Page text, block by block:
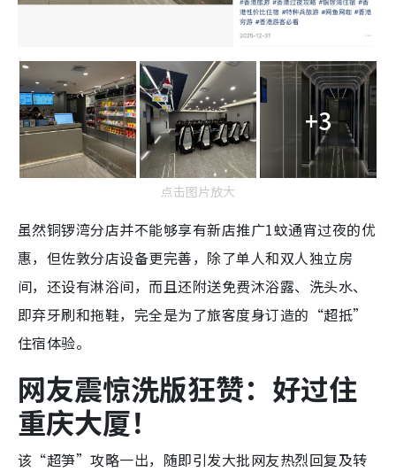
+3
点击图片放大
虽然铜锣湾分店并不能够享有新店推广1蚊通宵过夜的优
惠，但佐敦分店设备更完善，除了单人和双人独立房
间，还设有淋浴间，而且还附送免费沐浴露、洗头水、
即弃牙刷和拖鞋，完全是为了旅客度身订造的“超抵”
住宿体验。
网友震惊洗版狂赞：好过住
重庆大厦！
该“超笋”攻略一出，随即引发大批网友热烈回复及转